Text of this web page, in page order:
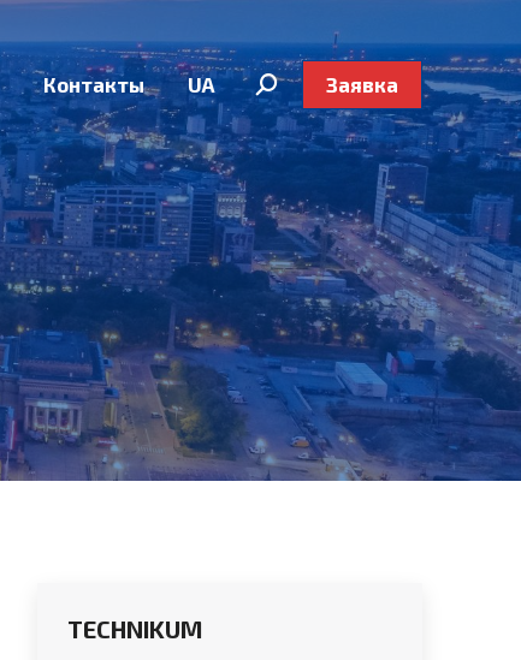
Контакты UA Search:Заявка
TECHNIKUM